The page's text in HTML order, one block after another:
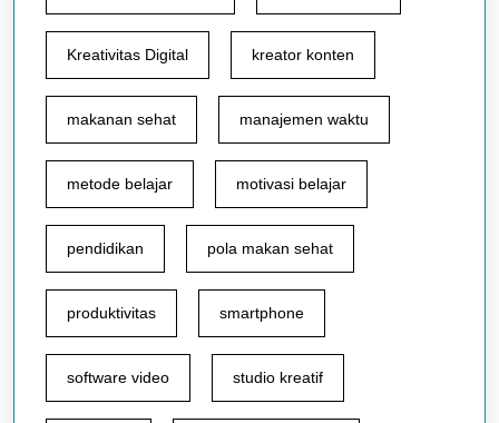
Kreativitas Digital kreator konten
makanan sehat manajemen waktu
metode belajar motivasi belajar
pendidikan pola makan sehat
produktivitas smartphone
software video studio kreatif